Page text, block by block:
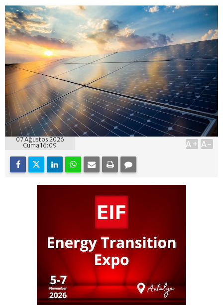
07 Ağustos 2026
Cuma 16:09
A+ A-